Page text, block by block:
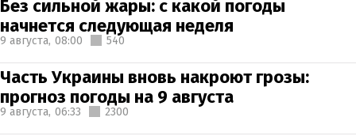
Без сильной жары: с какой погоды
начнется следующая неделя
9 августа, 08:00 540
Часть Украины вновь накроют грозы:
прогноз погоды на 9 августа
9 августа, 06:33 2300